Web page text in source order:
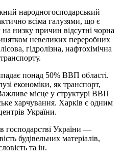
народногосподарський
всіма галузями, що є
на низку причин відсутні чорна
невеликих переробних
гідролізна, нафтохімічна
понад 50% ВВП області.
економіки, як транспорт,
місце у структурі ВВП
харчування. Харків є одним
України.
господарстві України —
будівельних матеріалів,
та ін.